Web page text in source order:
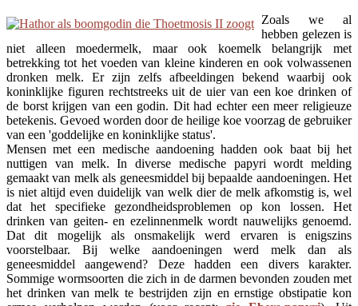
Zoals we al
hebben gelezen is
niet alleen moedermelk, maar ook koemelk belangrijk met
betrekking tot het voeden van kleine kinderen en ook volwassenen
dronken melk. Er zijn zelfs afbeeldingen bekend waarbij ook
koninklijke figuren rechtstreeks uit de uier van een koe drinken of
de borst krijgen van een godin. Dit had echter een meer religieuze
betekenis. Gevoed worden door de heilige koe voorzag de gebruiker
van een 'goddelijke en koninklijke status'.
Mensen met een medische aandoening hadden ook baat bij het
nuttigen van melk. In diverse medische papyri wordt melding
gemaakt van melk als geneesmiddel bij bepaalde aandoeningen. Het
is niet altijd even duidelijk van welk dier de melk afkomstig is, wel
dat het specifieke gezondheidsproblemen op kon lossen. Het
drinken van geiten- en ezelinnenmelk wordt nauwelijks genoemd.
Dat dit mogelijk als onsmakelijk werd ervaren is enigszins
voorstelbaar. Bij welke aandoeningen werd melk dan als
geneesmiddel aangewend? Deze hadden een divers karakter.
Sommige wormsoorten die zich in de darmen bevonden zouden met
het drinken van melk te bestrijden zijn en ernstige obstipatie kon